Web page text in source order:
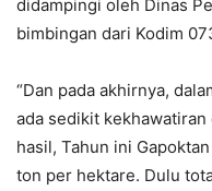
didampingi oleh Dinas
bimbingan dari Kodim
“Dan pada akhirnya,
ada sedikit
hasil, Tahun ini
ton per hektare. Dulu